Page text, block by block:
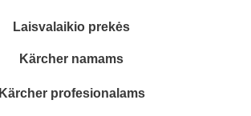
Laisvalaikio prekės
Kärcher namams
Kärcher profesionalams